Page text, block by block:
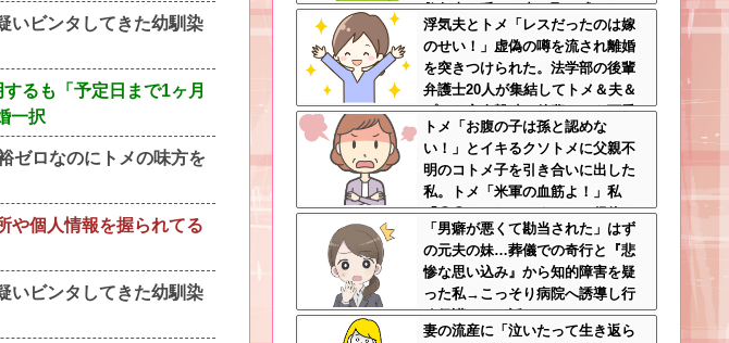
いビンタしてきた幼馴染
るも「予定日まで1ヶ月
一択
ゼロなのにトメの味方を
や個人情報を握られてる
いビンタしてきた幼馴染
救急車を呼ぶも犬と取り残され
て・・・
浮気夫とトメ「レスだったのは嫁
のせい！」虚偽の噂を流され離婚
を突きつけられた。法学部の後輩
弁護士20人が集結してトメ＆夫＆
プリを完全撃破←後輩たちを可愛
がっていた恩が最高形で返ってき
た
トメ「お腹の子は孫と認めな
い！」とイキるクソトメに父親不
明のコトメ子を引き合いに出した
私。トメ「米軍の血筋よ！」私
「〇〇じゃないですか」←得体の
知れない～はお前（コトメ）のと
ころだろｗ
「男癖が悪くて勘当された」はず
の元夫の妹…葬儀での奇行と『悲
惨な思い込み』から知的障害を疑
った私→こっそり病院へ誘導し行
政保護させた話
妻の流産に「泣いたって生き返ら